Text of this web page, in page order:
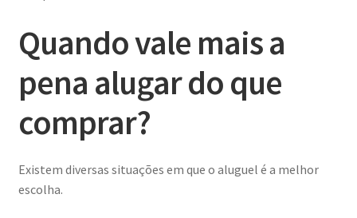
Quando vale mais a
pena alugar do que
comprar?
Existem diversas situações em que o aluguel é a melhor
escolha.